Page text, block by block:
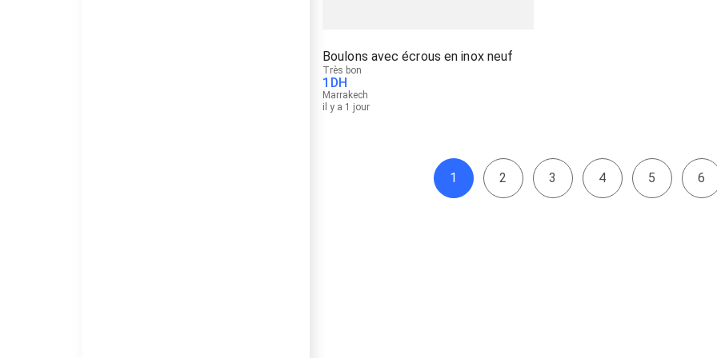
Boulons avec écrous en inox neuf
Très bon
1 DH
Marrakech
il y a 1 jour
1 2 3 4 5 6